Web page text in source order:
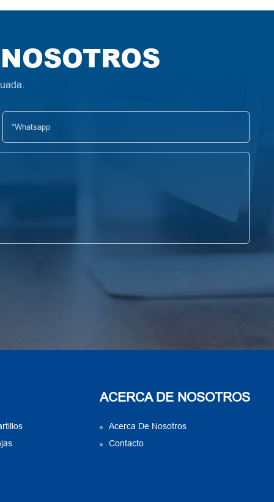
ACERCA DE NOSOTROS
Acerca De Nosotros
Contacto